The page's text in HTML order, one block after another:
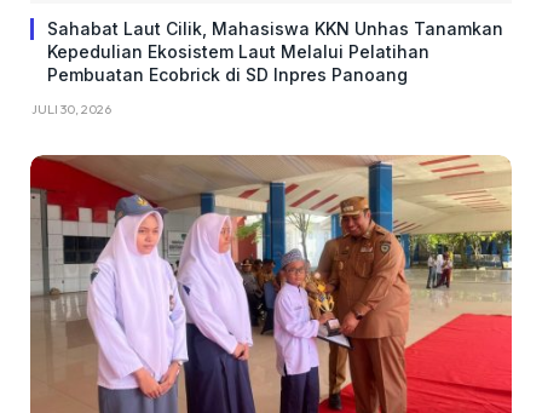
Sahabat Laut Cilik, Mahasiswa KKN Unhas Tanamkan
Kepedulian Ekosistem Laut Melalui Pelatihan
Pembuatan Ecobrick di SD Inpres Panoang
JULI 30, 2026